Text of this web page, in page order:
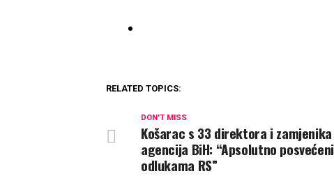
RELATED TOPICS:
DON'T MISS
Košarac s 33 direktora i zamjenika
agencija BiH: “Apsolutno posvećeni
odlukama RS”